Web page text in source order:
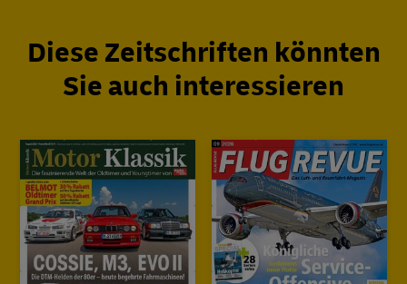
Diese Zeitschriften könnten
Sie auch interessieren